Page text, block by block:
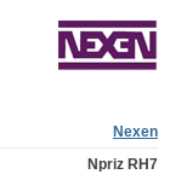
Nexen
Npriz RH7